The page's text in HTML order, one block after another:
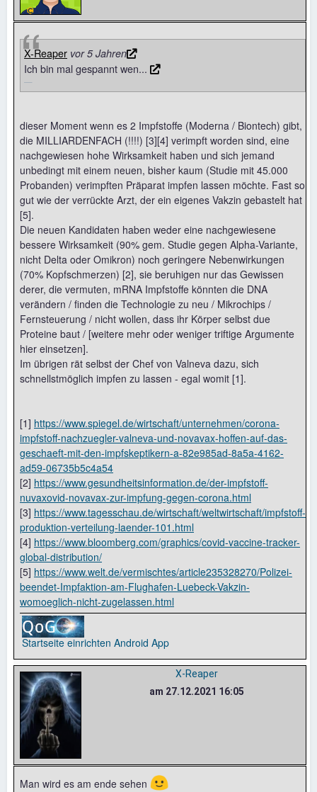
X-Reaper vor 5 Jahren
Ich bin mal gespannt wen...
dieser Moment wenn es 2 Impfstoffe (Moderna / Biontech) gibt,
die MILLIARDENFACH (!!!!) [3][4] verimpft worden sind, eine
nachgewiesen hohe Wirksamkeit haben und sich jemand
unbedingt mit einem neuen, bisher kaum (Studie mit 45.000
Probanden) verimpften Präparat impfen lassen möchte. Fast so
gut wie der verrückte Arzt, der ein eigenes Vakzin gebastelt hat
[5].
Die neuen Kandidaten haben weder eine nachgewiesene
bessere Wirksamkeit (90% gem. Studie gegen Alpha-Variante,
nicht Delta oder Omikron) noch geringere Nebenwirkungen
(70% Kopfschmerzen) [2], sie beruhigen nur das Gewissen
derer, die vermuten, mRNA Impfstoffe könnten die DNA
verändern / finden die Technologie zu neu / Mikrochips /
Fernsteuerung / nicht wollen, dass ihr Körper selbst due
Proteine baut / [weitere mehr oder weniger triftige Argumente
hier einsetzen].
Im übrigen rät selbst der Chef von Valneva dazu, sich
schnellstmöglich impfen zu lassen - egal womit [1].
[1] https://www.spiegel.de/wirtschaft/unternehmen/corona-
impfstoff-nachzuegler-valneva-und-novavax-hoffen-auf-das-
geschaeft-mit-den-impfskeptikern-a-82e985ad-8a5a-4162-
ad59-06735b5c4a54
[2] https://www.gesundheitsinformation.de/der-impfstoff-
nuvaxovid-novavax-zur-impfung-gegen-corona.html
[3] https://www.tagesschau.de/wirtschaft/weltwirtschaft/impfstoff-
produktion-verteilung-laender-101.html
[4] https://www.bloomberg.com/graphics/covid-vaccine-tracker-
global-distribution/
[5] https://www.welt.de/vermischtes/article235328270/Polizei-
beendet-Impfaktion-am-Flughafen-Luebeck-Vakzin-
womoeglich-nicht-zugelassen.html
Startseite einrichten Android App
X-Reaper
am 27.12.2021 16:05
Man wird es am ende sehen 🙂